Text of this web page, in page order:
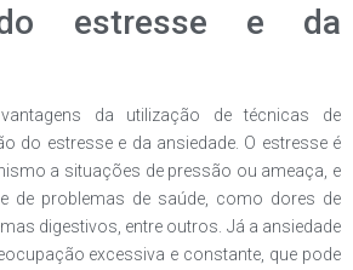
do estresse e da
da utilização de técnicas de
do estresse e da ansiedade. O estresse é
a situações de pressão ou ameaça, e
de problemas de saúde, como dores de
digestivos, entre outros. Já a ansiedade
excessiva e constante, que pode